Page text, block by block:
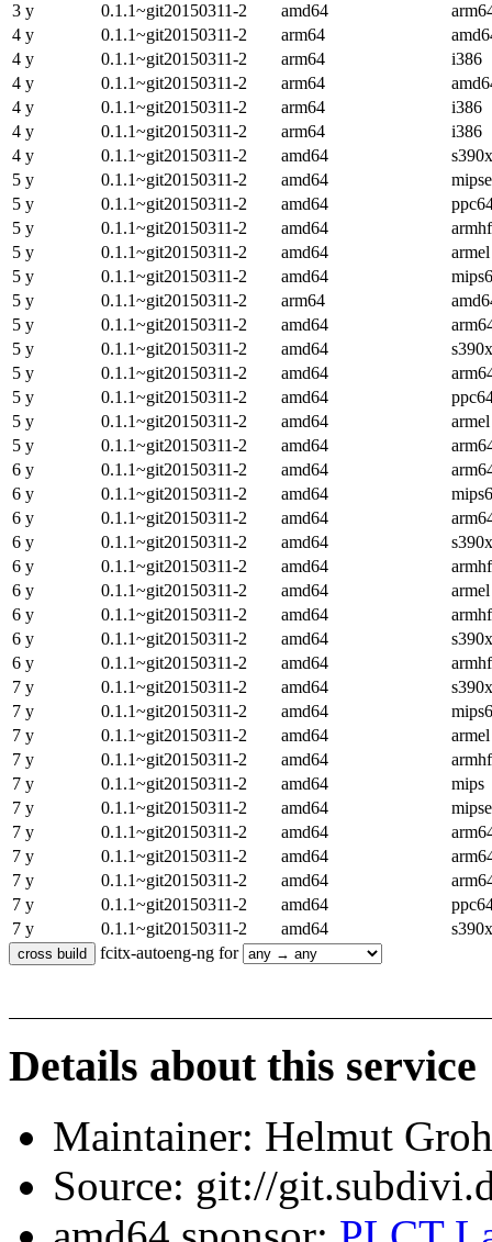
3 y
0.1.1~git20150311-2 amd64
4 y
0.1.1~git20150311-2 arm64
4 y
0.1.1~git20150311-2 arm64
i386
4 y
0.1.1~git20150311-2 arm64
4 y
0.1.1~git20150311-2 arm64
i386
4 y
0.1.1~git20150311-2 arm64
i386
4 y
0.1.1~git20150311-2 amd64
s390x
5 y
0.1.1~git20150311-2 amd64
5 y
0.1.1~git20150311-2 amd64
5 y
0.1.1~git20150311-2 amd64
armhf
5 y
0.1.1~git20150311-2 amd64
armel
5 y
0.1.1~git20150311-2 amd64
5 y
0.1.1~git20150311-2 arm64
5 y
0.1.1~git20150311-2 amd64
5 y
0.1.1~git20150311-2 amd64
s390x
5 y
0.1.1~git20150311-2 amd64
5 y
0.1.1~git20150311-2 amd64
5 y
0.1.1~git20150311-2 amd64
armel
5 y
0.1.1~git20150311-2 amd64
6 y
0.1.1~git20150311-2 amd64
6 y
0.1.1~git20150311-2 amd64
6 y
0.1.1~git20150311-2 amd64
6 y
0.1.1~git20150311-2 amd64
s390x
6 y
0.1.1~git20150311-2 amd64
armhf
6 y
0.1.1~git20150311-2 amd64
armel
6 y
0.1.1~git20150311-2 amd64
armhf
6 y
0.1.1~git20150311-2 amd64
s390x
6 y
0.1.1~git20150311-2 amd64
armhf
7 y
0.1.1~git20150311-2 amd64
s390x
7 y
0.1.1~git20150311-2 amd64
7 y
0.1.1~git20150311-2 amd64
armel
7 y
0.1.1~git20150311-2 amd64
armhf
7 y
0.1.1~git20150311-2 amd64
mips
7 y
0.1.1~git20150311-2 amd64
7 y
0.1.1~git20150311-2 amd64
7 y
0.1.1~git20150311-2 amd64
7 y
0.1.1~git20150311-2 amd64
7 y
0.1.1~git20150311-2 amd64
7 y
0.1.1~git20150311-2 amd64
s390x
fcitx-autoeng-ng for
Details about this service
Maintainer: Helmut
Source: git://